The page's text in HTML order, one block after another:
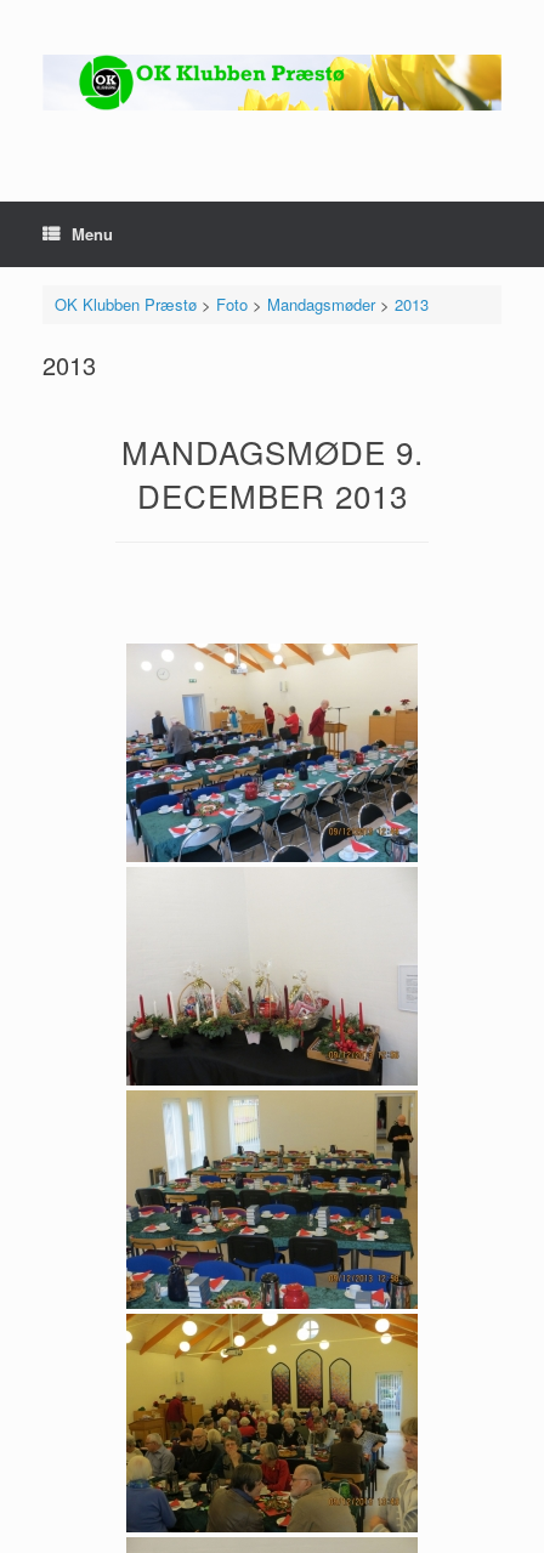
indhold
Menu
OK Klubben Præstø> Foto> Mandagsmøder> 2013
2013
MANDAGSMØDE 9.
DECEMBER 2013